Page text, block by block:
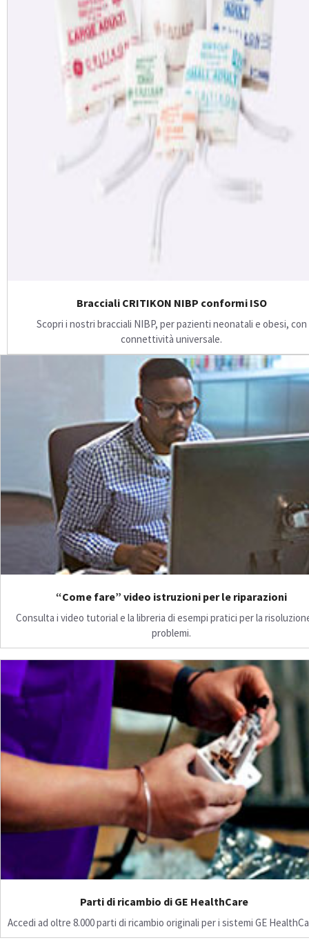
Bracciali CRITIKON NIBP conformi ISO
Scopri i nostri bracciali NIBP, per pazienti neonatali e obesi, con
connettività universale.
“Come fare” video istruzioni per le riparazioni
Consulta i video tutorial e la libreria di esempi pratici per la
problemi.
Parti di ricambio di GE HealthCare
Accedi ad oltre 8.000 parti di ricambio originali per i sistemi GE